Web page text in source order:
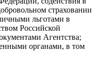
страховании
льготами в
Российской
Агентства;
органами, в том